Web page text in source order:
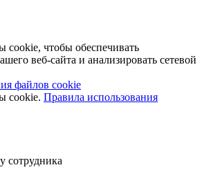
чтобы обеспечивать
веб-сайта и анализировать сетевой
файлов cookie
cookie. Правила использования
сотрудника